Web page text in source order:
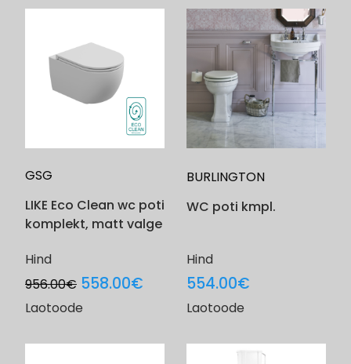
GSG
LIKE Eco Clean wc poti
komplekt, matt valge
Hind
956.00€ Original
price
956.00€.
558.00€ Current
558.00€.
Laotoode
BURLINGTON
WC poti kmpl.
Hind
554.00€
Laotoode